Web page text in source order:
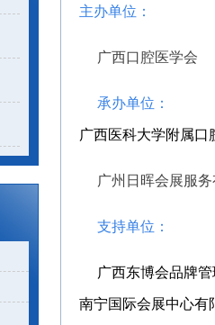
主办单位：
广西口腔医学会
承办单位：
广西医科大学附属口
广州日晖会展服
支持单位：
广西东博会品牌
南宁国际会展中心有